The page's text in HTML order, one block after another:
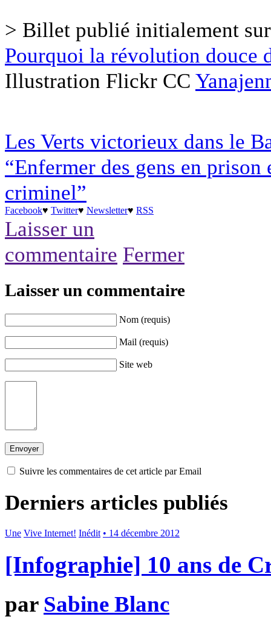
> Billet publié initialement
Pourquoi la révolution douce
Illustration Flickr CC
Les Verts victorieux dans le
“Enfermer des gens en
criminel”
Facebook♥ Twitter♥ Newsletter♥ RSS
Laisser un
commentaire Fermer
Laisser un commentaire
Nom (requis)
Mail (requis)
Site web
Suivre les commentaires de cet article par Email
Derniers articles publiés
Une Vive Internet! Inédit • 14 décembre 2012
[Infographie] 10 ans de
par Sabine Blanc